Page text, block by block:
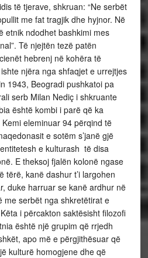
të tjerave, shkruan: “Ne serbët
me fat tragjik dhe hyjnor. Në
etnik ndodhet bashkimi mes
Të njejtën tezë patën
hebrenj në kohëra të
njëra nga shfaqjet e urrejtjes
1943, Beogradi pushkatoi pa
serb Milan Nediç i shkruante
është kombi i parë që ka
eleminuar 94 përqind të
e sotëm s’janë gjë
e kulturash të disa
E theksoj fjalën kolonë ngase
tërë, kanë dashur t’i largohen
duke harruar se kanë ardhur në
me serbët nga shkretëtirat e
i përcakton saktësisht filozofi
është një grupim që rrjedh
apo më e përgjithësuar që
kulturë homogjene dhe që